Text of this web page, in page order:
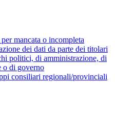
mancata o incompleta
dei dati da parte dei titolari
politici, di amministrazione, di
o di governo
consiliari regionali/provinciali